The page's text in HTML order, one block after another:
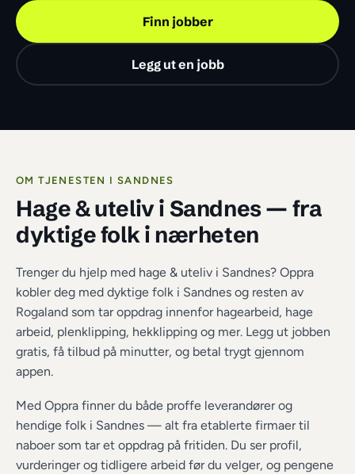
Finn jobber
Legg ut en jobb
OM TJENESTEN I SANDNES
Hage & uteliv i Sandnes — fra
dyktige folk i nærheten
Trenger du hjelp med hage & uteliv i Sandnes? Oppra
kobler deg med dyktige folk i Sandnes og resten av
Rogaland som tar oppdrag innenfor hagearbeid, hage
arbeid, plenklipping, hekklipping og mer. Legg ut jobben
gratis, få tilbud på minutter, og betal trygt gjennom
appen.
Med Oppra finner du både proffe leverandører og
hendige folk i Sandnes — alt fra etablerte firmaer til
naboer som tar et oppdrag på fritiden. Du ser profil,
vurderinger og tidligere arbeid før du velger, og pengene